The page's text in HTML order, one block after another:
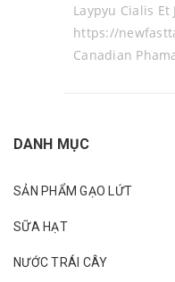
Laypyu Cialis Et
https://
Canadian
DANH MỤC
SẢN PHẨM GẠO LỨT
SỮA HẠT
NƯỚC TRÁI CÂY